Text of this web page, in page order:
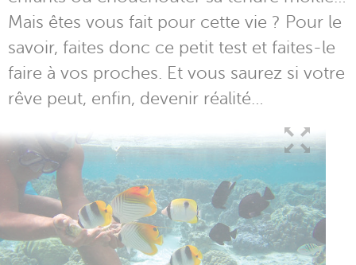
Mais êtes vous fait pour cette vie ? Pour le
savoir, faites donc ce petit test et faites-le
faire à vos proches. Et vous saurez si votre
rêve peut, enfin, devenir réalité…